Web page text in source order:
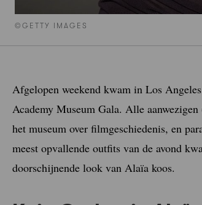
©GETTY IMAGES
Afgelopen weekend kwam in Los
Academy Museum Gala. Alle aanwezigen
het museum over filmgeschiedenis, en
meest opvallende outfits van de avond
doorschijnende look van Alaïa koos.